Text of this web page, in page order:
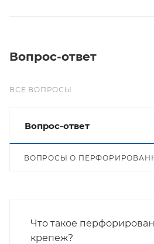
Вопрос-ответ
ВСЕ ВОПРОСЫ
Вопрос-ответ
ВОПРОСЫ О
Что такое
крепеж?